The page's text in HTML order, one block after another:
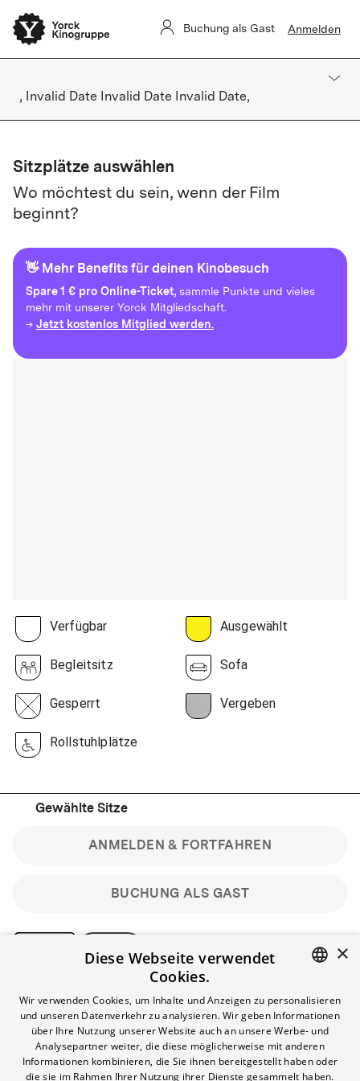
Buchung als Gast Anmelden
, Invalid Date Invalid Date Invalid Date,
Sitzplätze auswählen
Wo möchtest du sein, wenn der Film
beginnt?
👋 Mehr Benefits für deinen Kinobesuch
Spare1 € pro Online-Ticket, sammle Punkte und vieles
mehr mit unserer Yorck Mitgliedschaft.
→ Jetzt kostenlos Mitglied werden.
Verfügbar Ausgewählt
Begleitsitz Sofa
Gesperrt Vergeben
Rollstuhlplätze
Gewählte Sitze
BUCHUNG ALS GAST
ANMELDEN & FORTFAHREN
Bitte beachte: Gastbuchungen sind nicht stornierbar.
Registriere dich kostenlos für bis zu 90 min vor Filmbeginn
stornierbare Tickets für reguläre Vorstellungen.
Unlimited-Mitglied? Melde dich an, um deine Benefits
nutzen zu können.
ENGLISH
×
Diese Webseite verwendet
Cookies.
Wir verwenden Cookies, um Inhalte und Anzeigen zu personalisieren
und unseren Datenverkehr zu analysieren. Wir geben Informationen
über Ihre Nutzung unserer Website auch an unsere Werbe- und
Analysepartner weiter, die diese möglicherweise mit anderen
Informationen kombinieren, die Sie ihnen bereitgestellt haben oder
die sie im Rahmen Ihrer Nutzung ihrer Dienste gesammelt haben.